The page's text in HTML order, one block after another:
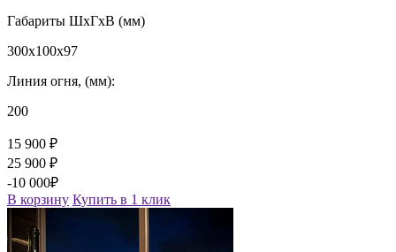
Габариты ШxГxВ (мм)
300x100x97
Линия огня, (мм):
200
15 900 ₽
25 900 ₽
-10 000₽
В корзину Купить в 1 клик